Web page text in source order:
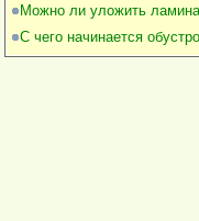
Можно ли уложить
С чего начинается